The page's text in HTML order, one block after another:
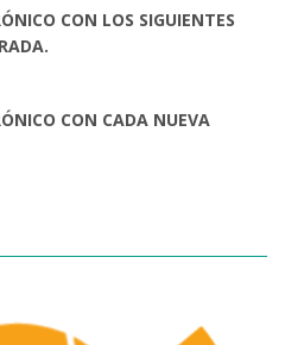
CON LOS SIGUIENTES
CON CADA NUEVA